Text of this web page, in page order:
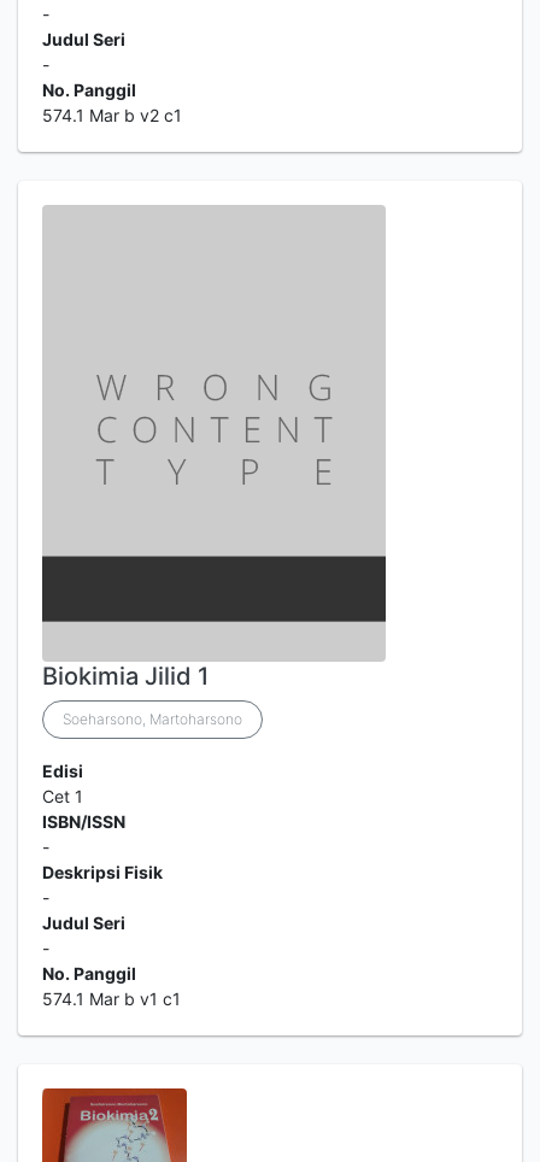
-
Judul Seri
-
No. Panggil
574.1 Mar b v2 c1
Biokimia Jilid 1
Soeharsono, Martoharsono
Edisi
Cet 1
ISBN/ISSN
-
Deskripsi Fisik
-
Judul Seri
-
No. Panggil
574.1 Mar b v1 c1